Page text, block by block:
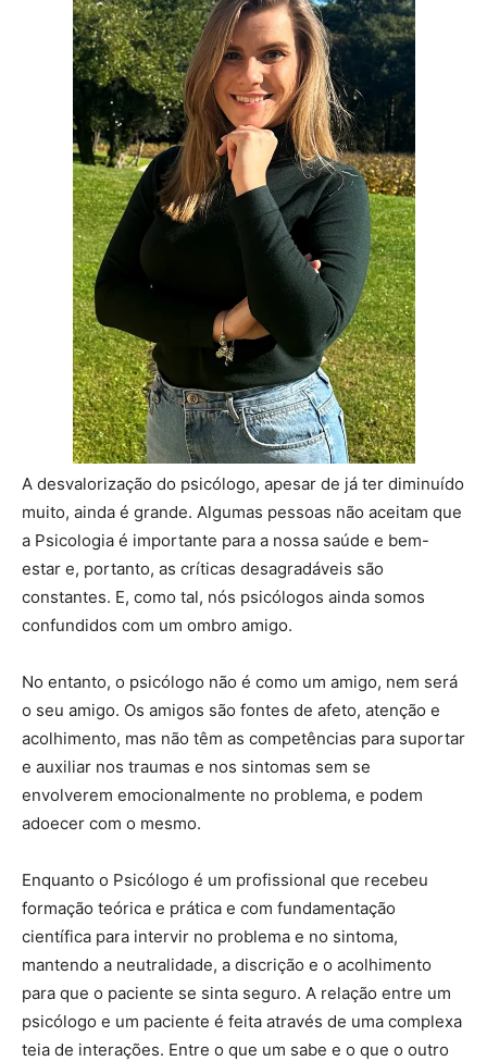
A desvalorização do psicólogo, apesar de já ter diminuído
muito, ainda é grande. Algumas pessoas não aceitam que
a Psicologia é importante para a nossa saúde e bem-
estar e, portanto, as críticas desagradáveis são
constantes. E, como tal, nós psicólogos ainda somos
confundidos com um ombro amigo.
No entanto, o psicólogo não é como um amigo, nem será
o seu amigo. Os amigos são fontes de afeto, atenção e
acolhimento, mas não têm as competências para suportar
e auxiliar nos traumas e nos sintomas sem se
envolverem emocionalmente no problema, e podem
adoecer com o mesmo.
Enquanto o Psicólogo é um profissional que recebeu
formação teórica e prática e com fundamentação
científica para intervir no problema e no sintoma,
mantendo a neutralidade, a discrição e o acolhimento
para que o paciente se sinta seguro. A relação entre um
psicólogo e um paciente é feita através de uma complexa
teia de interações. Entre o que um sabe e o que o outro